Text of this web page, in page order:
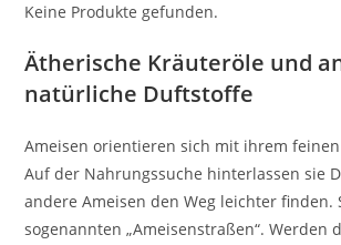
Keine Produkte gefunden.
Ätherische Kräuteröle und
natürliche Duftstoffe
Ameisen orientieren sich mit ihrem
Auf der Nahrungssuche hinterlassen sie
andere Ameisen den Weg leichter finden.
sogenannten „Ameisenstraßen“. Werden